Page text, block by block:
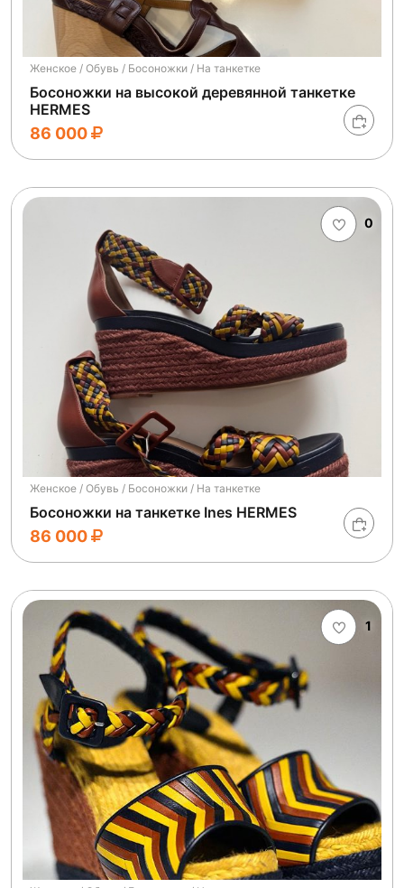
Женское / Обувь / Босоножки / На танкетке
Босоножки на высокой деревянной танкетке
HERMES
86 000
0
Женское / Обувь / Босоножки / На танкетке
Босоножки на танкетке Ines HERMES
86 000
1